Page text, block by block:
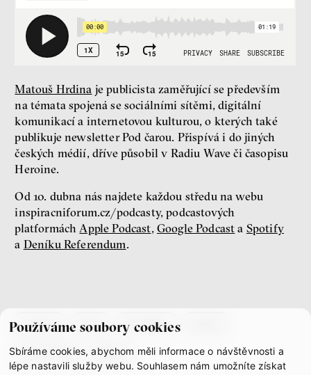
Používáme soubory cookies
Sbíráme cookies, abychom měli informace o návštěvnosti a
lépe nastavili služby webu. Souhlasem nám umožníte získat
Nová pravidla
Jakub Rákosník
Ondřej Slačálek
Miroslav Palanský
Fotogalerie IF 2025
Matouš Hrdina je publicista zaměřující se především
na témata spojená se sociálními sítěmi, digitální
komunikací a internetovou kulturou, o kterých také
publikuje newsletter Pod čarou. Přispívá i do jiných
českých médií, dříve působil v Radiu Wave či časopisu
Heroine.
Od 10. dubna nás najdete každou středu na webu
inspiracniforum.cz/podcasty, podcastových
platformáchApple Podcast, Google Podcast a Spotify
a Deníku Referendum.
co je if tým kontakty
partnerství gdpr